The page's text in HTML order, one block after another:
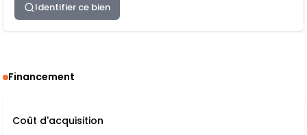
Identifier ce bien
Financement
Coût d'acquisition